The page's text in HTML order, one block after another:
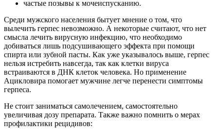
частые позывы к мочеиспусканию.
Среди мужского населения бытует мнение о том, что
вылечить герпес невозможно. А некоторые считают, что нет
смысла лечить вирусную инфекцию, что необходимо
добиваться лишь подсушивающего эффекта при помощи
спирта или зубной пасты. Как уже указывалось выше, герпес
нельзя истребить навсегда, так как клетки вируса
встраиваются в ДНК клеток человека. Но применение
Ацикловира помогает мужчине легче перенести симптомы
герпеса.
Не стоит заниматься самолечением, самостоятельно
увеличивая дозу препарата. Также важно помнить о мерах
профилактики рецидивов: